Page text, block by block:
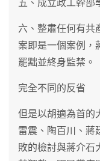
五、成立政工幹部
六、整肅任何有共
案即是一個案例，
罷黜並終身監禁。
完全不同的反省
但是以胡適為首的
雷震、陶百川、蔣
敗的檢討與蔣介石